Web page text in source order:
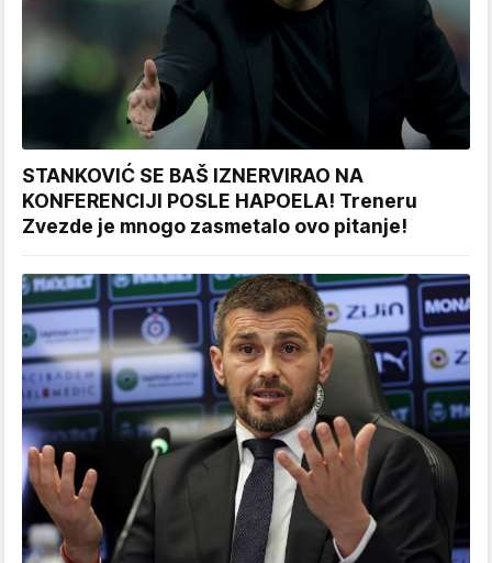
STANKOVIĆ SE BAŠ IZNERVIRAO NA
KONFERENCIJI POSLE HAPOELA! Treneru
Zvezde je mnogo zasmetalo ovo pitanje!